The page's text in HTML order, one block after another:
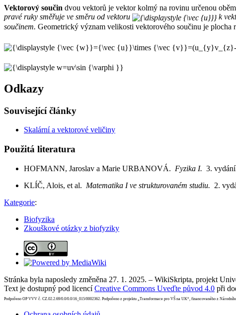
Vektorový součin dvou vektorů je vektor kolmý na rovinu určenou
pravé ruky směřuje ve směru od vektoru
k
součinem. Geometrický význam velikosti vektorového součinu je plocha
Odkazy
Související články
Skalární a vektorové veličiny
Použitá literatura
HOFMANN, Jaroslav a Marie URBANOVÁ. Fyzika I. 3.
KLÍČ, Alois, et al. Matematika I ve strukturovaném studiu. 2.
Kategorie:
Biofyzika
Zkouškové otázky z biofyziky
Stránka byla naposledy změněna 27. 1. 2025. – WikiSkripta, projekt
Text je dostupný pod licencíCreative Commons Uveďte původ 4.0 při
Podpořeno OP VVV č. CZ.02.2.69/0.0/0.0/16_015/0002362. Podpořeno z projektu „Transformace pro VŠ na UK“, financovaného z